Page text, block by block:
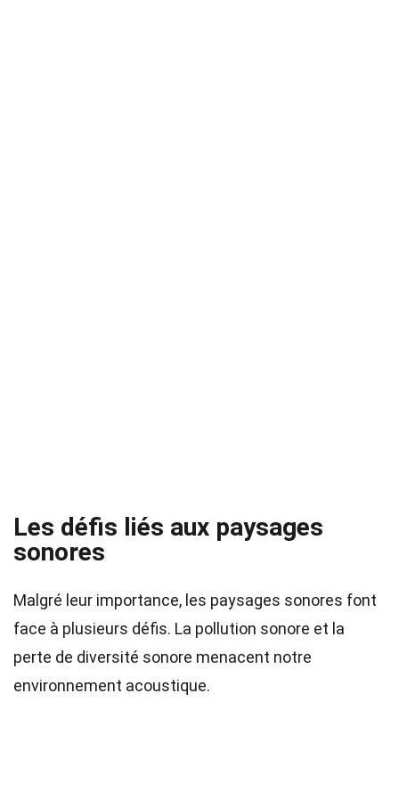
Les défis liés aux paysages
sonores
Malgré leur importance, les paysages sonores font
face à plusieurs défis. La pollution sonore et la
perte de diversité sonore menacent notre
environnement acoustique.